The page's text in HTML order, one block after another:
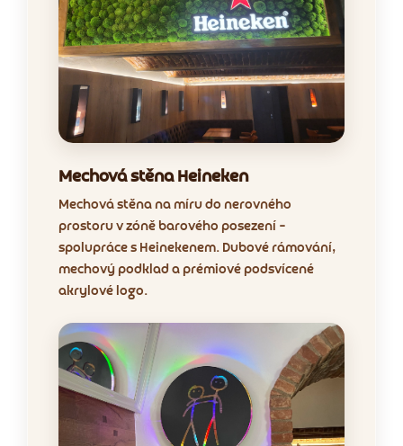
Mechová stěna Heineken
Mechová stěna na míru do nerovného
prostoru v zóně barového posezení –
spolupráce s Heinekenem. Dubové rámování,
mechový podklad a prémiové podsvícené
akrylové logo.